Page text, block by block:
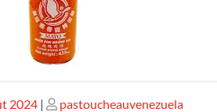
2024 | Publié
pastoucheauvenezuela